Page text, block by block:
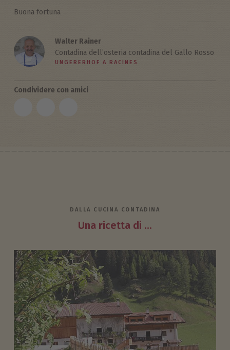
Buona fortuna
Walter Rainer
Contadina dell’osteria contadina del Gallo Rosso
UNGERERHOF A RACINES
Condividere con amici
DALLA CUCINA CONTADINA
Una ricetta di ...